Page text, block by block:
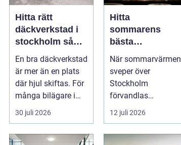
Hitta rätt
däckverkstad i
stockholm så
väljer du tryggt
och smart
En bra däckverkstad
är mer än en plats
där hjul skiftas. För
många bilägare i
Stockholm handlar
vale...
30 juli 2026
Hitta
sommarens
bästa
upplevelser på
en lyxig
uteservering på
Östermalm
När sommarvärmen
sveper över
Stockholm
förvandlas
stadsdelen till en av
stadens ...
12 juli 2026